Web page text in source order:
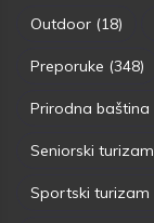
Outdoor (18)
Preporuke (348)
Prirodna baština
Seniorski turizam
Sportski turizam